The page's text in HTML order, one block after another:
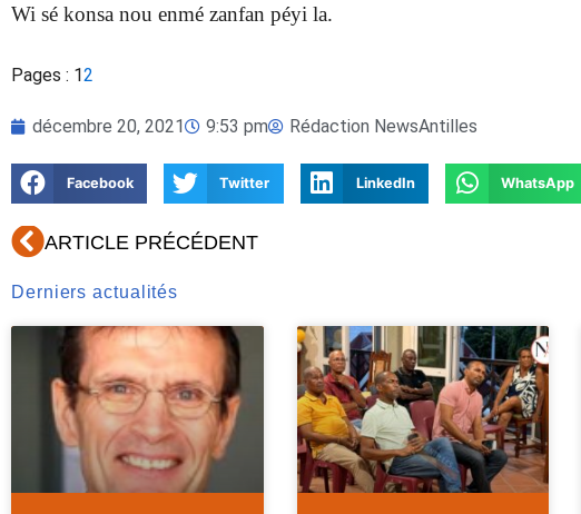
Wi sé konsa nou enmé zanfan péyi la.
Pages : 12
décembre 20, 2021 9:53 pm Rédaction NewsAntilles
Facebook Twitter LinkedIn WhatsApp
Précédent
ARTICLE PRÉCÉDENT
Derniers actualités